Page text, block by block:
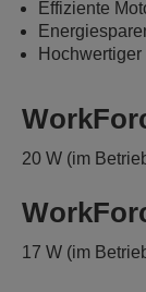
Effiziente
20 W (im
17 W (im